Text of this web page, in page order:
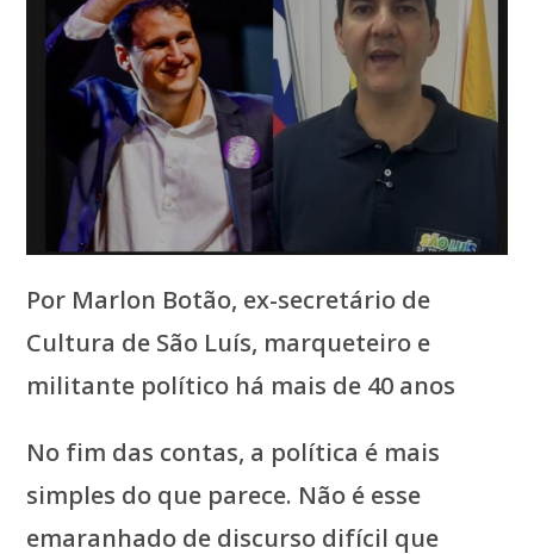
Por Marlon Botão, ex-secretário de
Cultura de São Luís, marqueteiro e
militante político há mais de 40 anos
No fim das contas, a política é mais
simples do que parece. Não é esse
emaranhado de discurso difícil que